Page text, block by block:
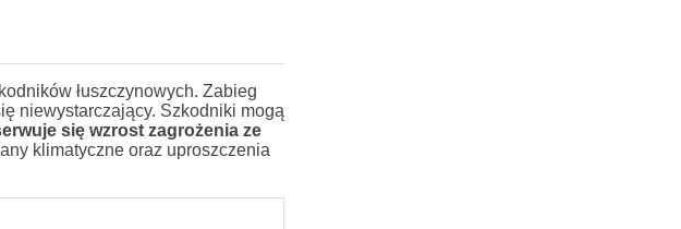
łuszczynowych. Zabieg
niewystarczający. Szkodniki mogą
się wzrost zagrożenia ze
klimatyczne oraz uproszczenia